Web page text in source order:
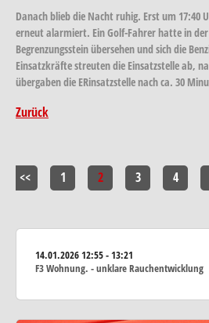
Danach blieb die Nacht ruhig. Erst um 17:40
erneut alarmiert. Ein Golf-Fahrer hatte in
Begrenzungsstein übersehen und sich die
Einsatzkräfte streuten die Einsatzstelle ab,
übergaben die ERinsatzstelle nach ca. 30
Zurück
<< 1 2 3 4
14.01.202612:55 - 13:21
F3 Wohnung. - unklare Rauchentwicklung